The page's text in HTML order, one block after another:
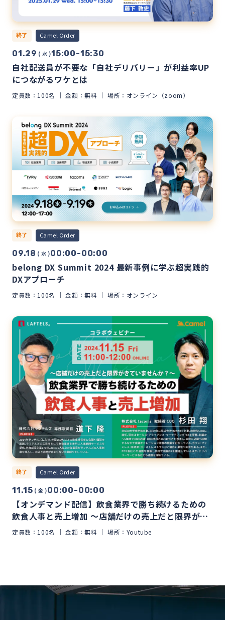
終了 Camel Order
01.29 ( 水 )15:00-15:30
自社配送員が不要な「自社デリバリー」が利益率UP
につながるワケとは
定員数：100名 金額：無料 場所：オンライン（zoom）
終了 Camel Order
09.18 ( 水 )00:00-00:00
belong DX Summit 2024 最新事例に学ぶ超実践的
DXアプローチ
定員数：100名 金額：無料 場所：オンライン
終了 Camel Order
11.15 ( 金 )00:00-00:00
【オンデマンド配信】飲食業界で勝ち続けるための
飲食人事と売上増加 ～店舗だけの売上だと限界がき
ていませんか？～
定員数：100名 金額：無料 場所：Youtube